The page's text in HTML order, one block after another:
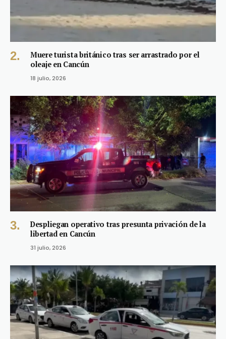
Muere turista británico tras ser arrastrado por el
oleaje en Cancún
18 julio, 2026
Despliegan operativo tras presunta privación de la
libertad en Cancún
31 julio, 2026